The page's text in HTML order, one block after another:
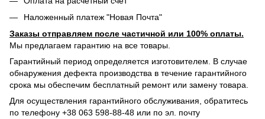
Наложенный платеж "Новая Почта"
Заказы отправляем после частичной или 100% оплаты.
Мы предлагаем гарантию на все товары.
Гарантийный период определяется изготовителем. В случае
обнаружения дефекта производства в течение гарантийного
срока мы обеспечим бесплатный ремонт или замену товара.
Для осуществления гарантийного обслуживания, обратитесь
по телефону +38 063 598-88-48 или по эл. почту